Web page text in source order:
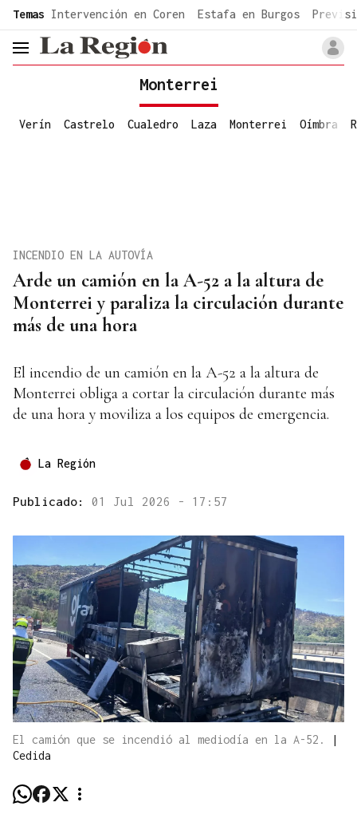
common.go-to-content
Temas Intervención en Coren Estafa en Burgos
header.menu.open
Monterrei
Verín Castrelo Cualedro Laza Monterrei Oímbra
Arde un camión en la A-52 a la altura de
Monterrei y paraliza la circulación durante
más de una hora
INCENDIO EN LA AUTOVÍA
El incendio de un camión en la A-52 a la altura de
Monterrei obliga a cortar la circulación durante más
de una hora y moviliza a los equipos de emergencia.
La Región
Publicado: 01 Jul 2026 - 17:57
El camión que se incendió al mediodía en la A-52.
|
Cedida